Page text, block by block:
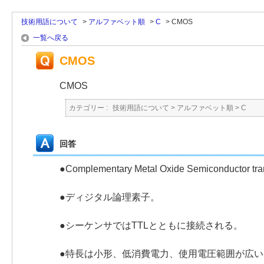
技術用語について > アルファベット順 > C > CMOS
一覧へ戻る
CMOS
CMOS
カテゴリー : 技術用語について > アルファベット順 > C
回答
●Complementary Metal Oxide Semiconductor
●ディジタル論理素子。
●シーケンサではTTLとともに接続される。
●特長は小形、低消費電力、使用電圧範囲が広